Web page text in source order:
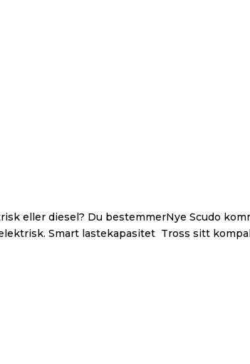
eller diesel? Du bestemmerNye Scudo
Smart lastekapasitet Tross sitt